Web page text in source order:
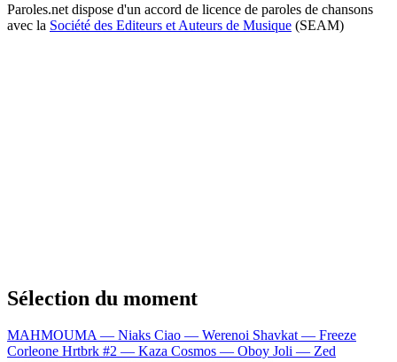
Paroles.net dispose d'un accord de licence de paroles de chansons
avec la Société des Editeurs et Auteurs de Musique (SEAM)
Sélection du moment
MAHMOUMA — Niaks Ciao — Werenoi Shavkat — Freeze
Corleone Hrtbrk #2 — Kaza Cosmos — Oboy Joli — Zed